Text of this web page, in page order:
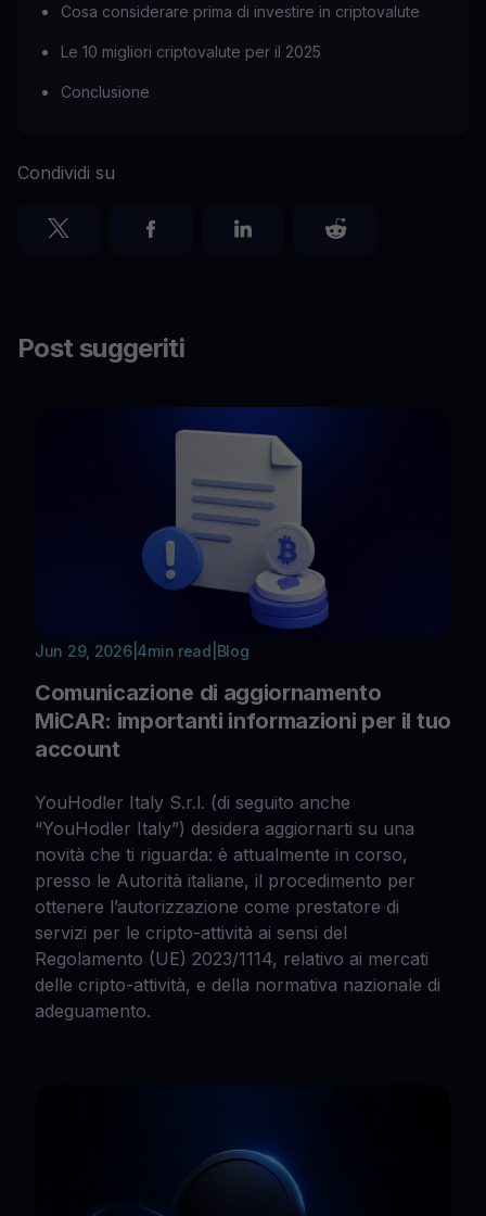
Cosa considerare prima di investire in criptovalute
Le 10 migliori criptovalute per il 2025
Conclusione
Condividi su
Post suggeriti
Jun 29, 2026| 4min read Blog
Comunicazione di aggiornamento
MiCAR: importanti informazioni per il tuo
account
YouHodler Italy S.r.l. (di seguito anche
“YouHodler Italy”) desidera aggiornarti su una
novità che ti riguarda: è attualmente in corso,
presso le Autorità italiane, il procedimento per
ottenere l’autorizzazione come prestatore di
servizi per le cripto-attività ai sensi del
Regolamento (UE) 2023/1114, relativo ai mercati
delle cripto-attività, e della normativa nazionale di
adeguamento.